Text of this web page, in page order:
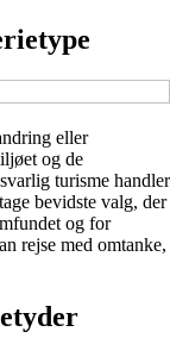
eller
og de
turisme handler
bevidste valg, der
og for
rejse med omtanke,